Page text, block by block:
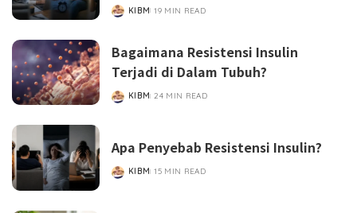
POSTED
KIBM 19 MIN READ
Bagaimana Resistensi Insulin
Terjadi di Dalam Tubuh?
POSTED
KIBM 24 MIN READ
Apa Penyebab Resistensi Insulin?
POSTED
KIBM 15 MIN READ